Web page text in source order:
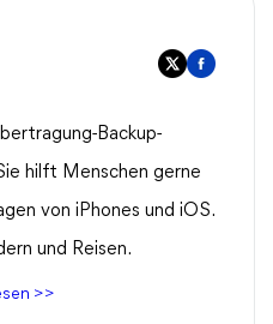
Backup-
hilft Menschen gerne
von iPhones und iOS.
und Reisen.
>>